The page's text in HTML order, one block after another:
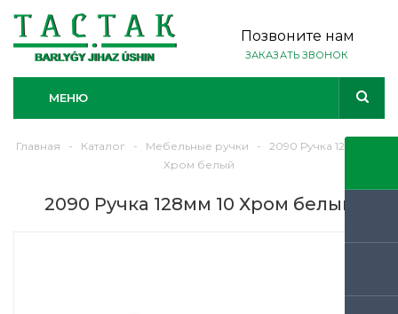
Позвоните нам
ЗАКАЗАТЬ ЗВОНОК
МЕНЮ
Главная - Каталог - Мебельные ручки -
2090 Ручка 128мм 10
Хром белый
2090 Ручка 128мм 10 Хром белый